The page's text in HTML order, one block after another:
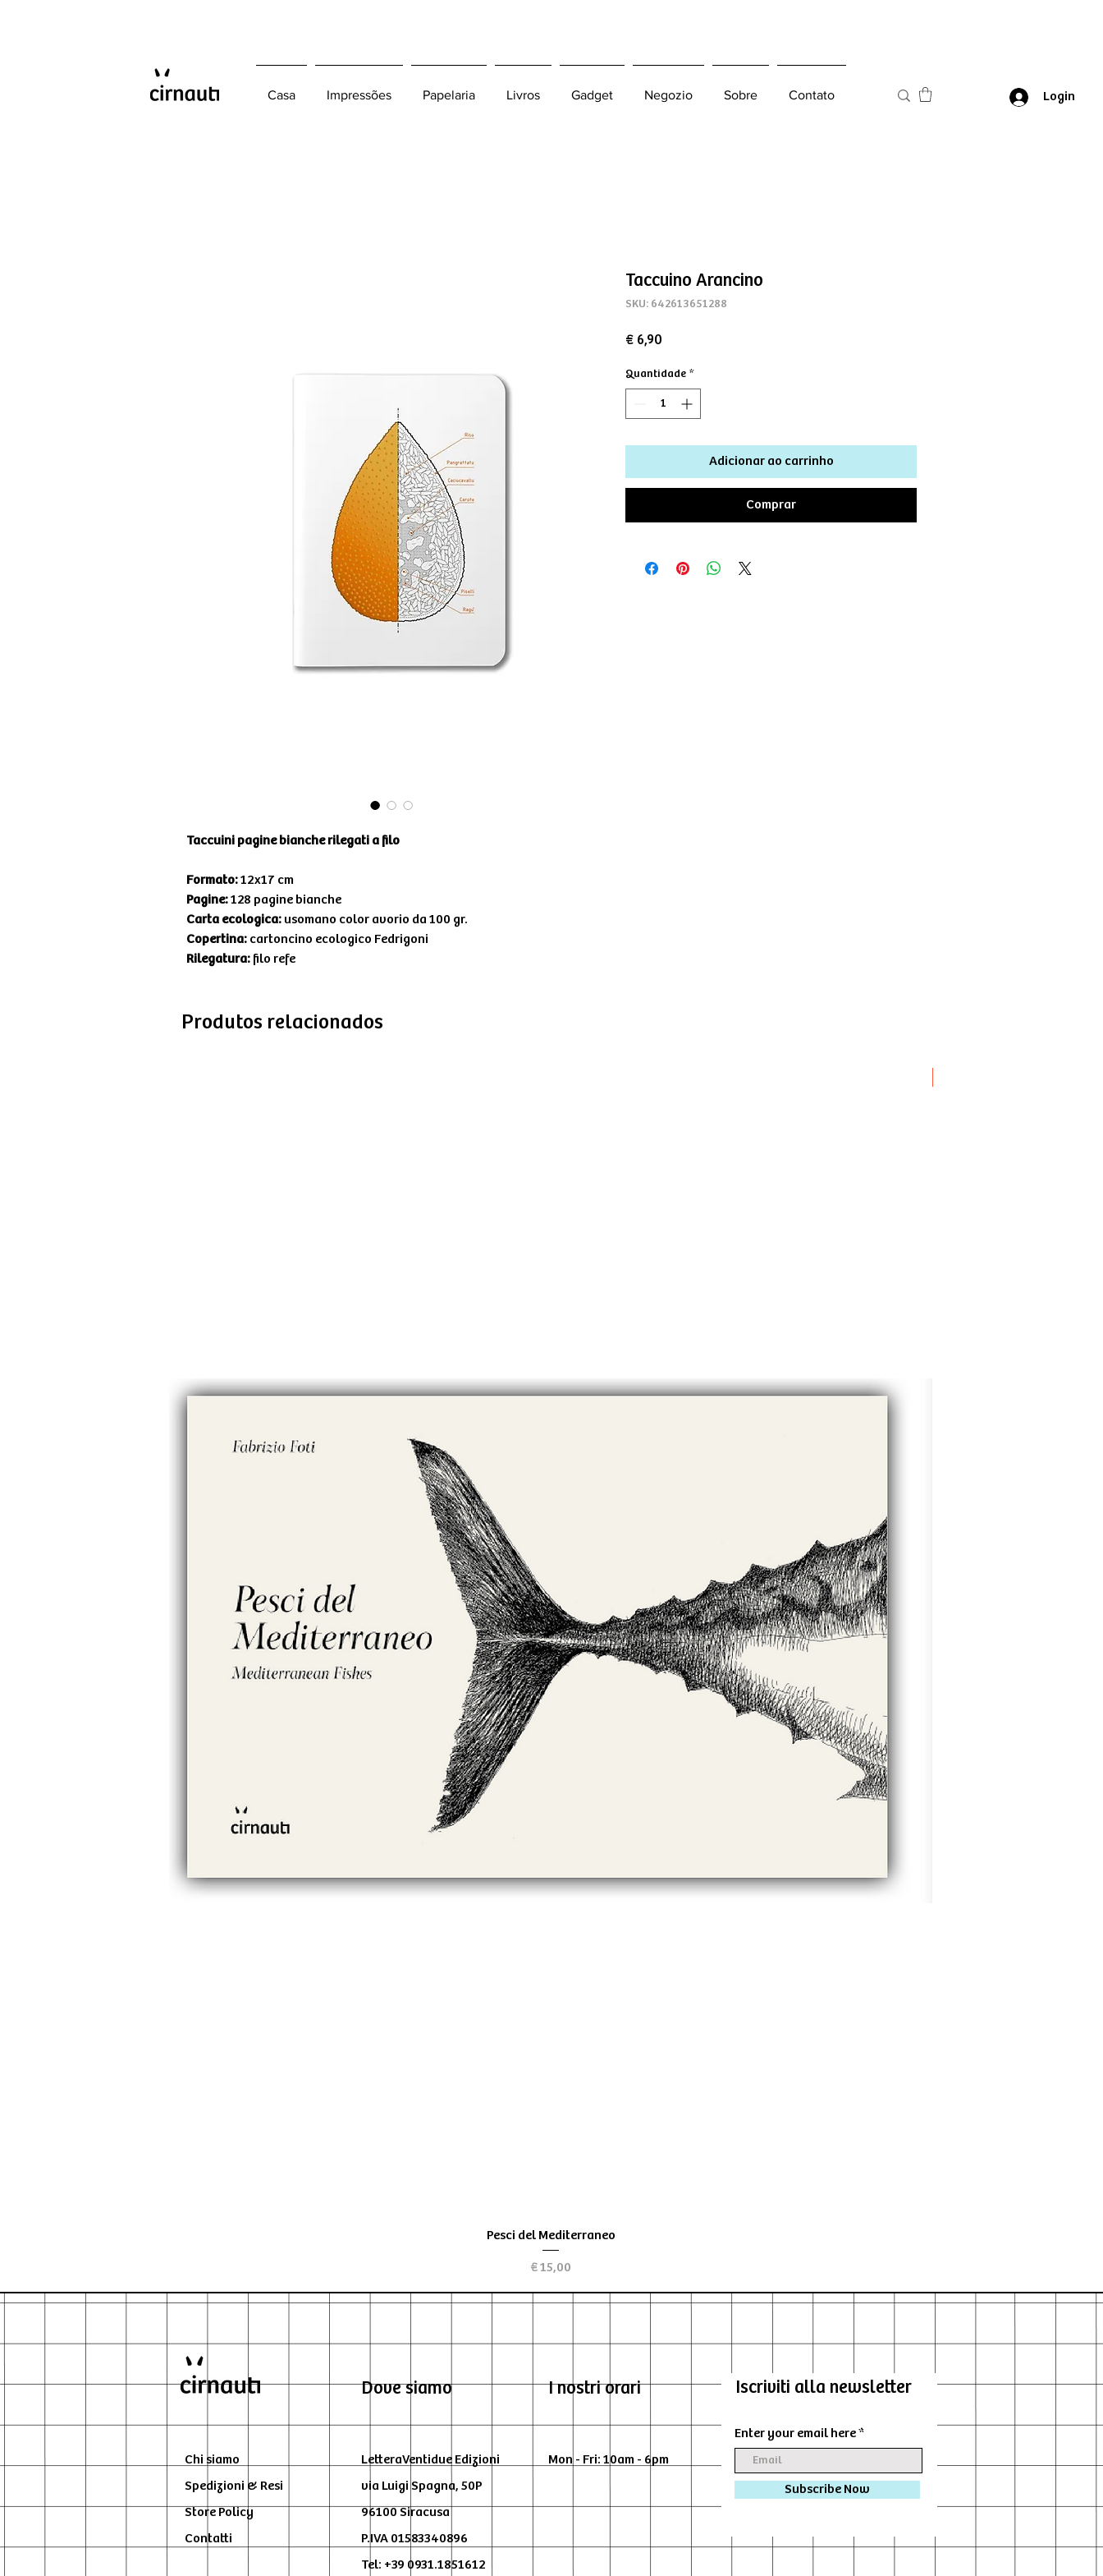
Casa Impressões Papelaria Livros Gadget Negozio Sobre Contato Login
Taccuini pagine bianche rilegati a filo
Formato:12x17 cm
Pagine:128 pagine bianche
Carta ecologica: usomano color avorio da 100 gr.
Copertina: cartoncino ecologico Fedrigoni
Rilegatura: filo refe
Taccuino Arancino
SKU: 642613651288
€ 6,90
Quantidade *
Adicionar ao carrinho
Comprar
Produtos relacionados
Visualização rápida
Pesci del Mediterraneo
Preço
€ 15,00
Chi siamo
Spedizioni & Resi
Store Policy
Contatti
Dove siamo
LetteraVentidue Edizioni
via Luigi Spagna, 50P
96100 Siracusa
P.IVA 01583340896
Tel: +39 0931.1851612
I nostri orari
Mon - Fri: 10am - 6pm
Iscriviti alla newsletter
Enter your email here
Subscribe Now